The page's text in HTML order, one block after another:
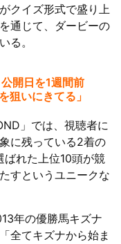
クイズ形式で盛り上
通じて、ダービーの
る。
開日を1週間前
いにきてる」
」では、視聴者に
に残っている2着の
ばれた上位10頭が競
すというユニークな
年の優勝馬キズナ
全てキズナから始ま